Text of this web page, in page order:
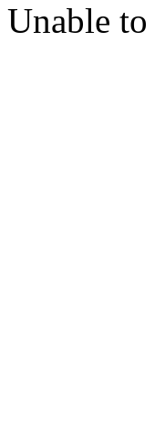
Unable